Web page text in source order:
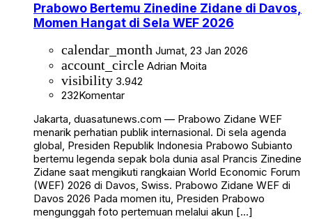
Prabowo Bertemu Zinedine Zidane di Davos,
Momen Hangat di Sela WEF 2026
calendar_month Jumat, 23 Jan 2026
account_circle Adrian Moita
visibility 3.942
232Komentar
Jakarta, duasatunews.com — Prabowo Zidane WEF
menarik perhatian publik internasional. Di sela agenda
global, Presiden Republik Indonesia Prabowo Subianto
bertemu legenda sepak bola dunia asal Prancis Zinedine
Zidane saat mengikuti rangkaian World Economic Forum
(WEF) 2026 di Davos, Swiss. Prabowo Zidane WEF di
Davos 2026 Pada momen itu, Presiden Prabowo
mengunggah foto pertemuan melalui akun […]